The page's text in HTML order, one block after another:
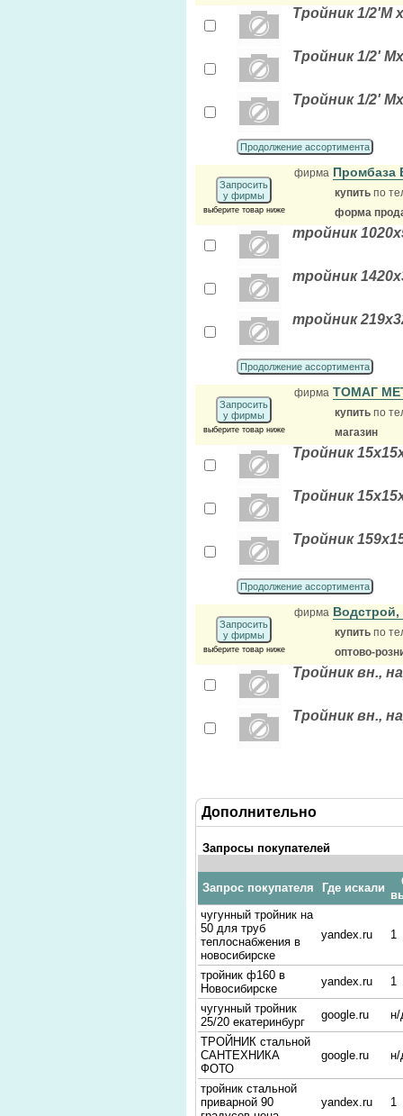
Тройник 1/2'М
Тройник 1/2'
Тройник 1/2'
Продолжение ассортимента
Запросить
у фирмы
выберите товар ниже
фирма Промбаза
купить по
форма
тройник
тройник
тройник
Продолжение ассортимента
Запросить
у фирмы
выберите товар ниже
фирма ТОМАГ
купить по
магазин
Тройник
Тройник
Тройник
Продолжение ассортимента
Запросить
у фирмы
выберите товар ниже
фирма
купить по
оптово-
Тройник вн.,
Тройник вн.,
Дополнительно
Запросы покупателей
Запрос покупателя Где искали
чугунный тройник на
50 для труб
теплоснабжения в
новосибирске
yandex.ru 1
тройник ф160 в
Новосибирске
yandex.ru
1
чугунный тройник
25/20 екатеринбург
google.ru
н/
ТРОЙНИК стальной
САНТЕХНИКА
ФОТО
google.ru н/
тройник стальной
приварной 90
yandex.ru 1